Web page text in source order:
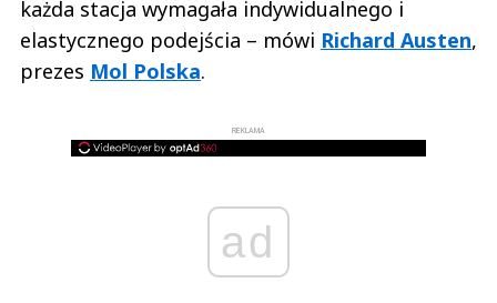
każda stacja wymagała indywidualnego i
elastycznego podejścia – mówi Richard Austen,
prezes Mol Polska.
REKLAMA
ad